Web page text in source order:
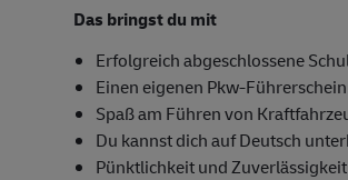
Das bringst du mit
Erfolgreich abgeschlossene
Einen eigenen Pkw-Führerschein
Spaß am Führen von
Du kannst dich auf Deutsch
Pünktlichkeit und